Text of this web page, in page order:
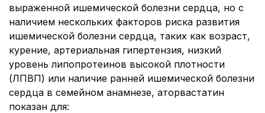
выраженной ишемической болезни сердца, но с
наличием нескольких факторов риска развития
ишемической болезни сердца, таких как возраст,
курение, артериальная гипертензия, низкий
уровень липопротеинов высокой плотности
(ЛПВП) или наличие ранней ишемической болезни
сердца в семейном анамнезе, аторвастатин
показан для: